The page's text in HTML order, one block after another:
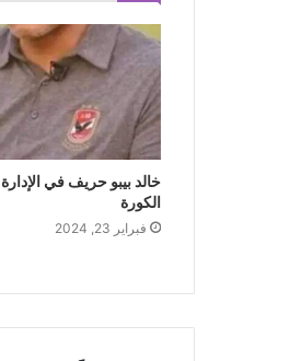
خالد بيبو حريف في
الكورة
فبراير 23, 2024